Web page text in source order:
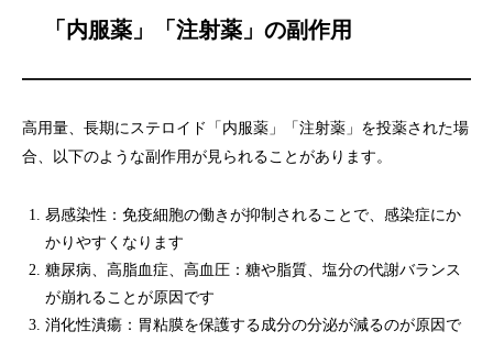
「内服薬」「注射薬」の副作用
高用量、長期にステロイド「内服薬」「注射薬」を投薬された場
合、以下のような副作用が見られることがあります。
易感染性：免疫細胞の働きが抑制されることで、感染症にか
かりやすくなります
糖尿病、高脂血症、高血圧：糖や脂質、塩分の代謝バランス
が崩れることが原因です
消化性潰瘍：胃粘膜を保護する成分の分泌が減るのが原因で